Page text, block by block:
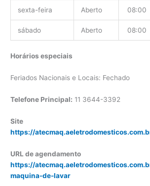
sexta-feira Aberto 08:00
sábado Aberto 08:00
Horários especiais
Feriados Nacionais e Locais: Fechado
Telefone Principal: 11 3644-3392
Site
https://
URL de agendamento
https://
maquina-de-lavar